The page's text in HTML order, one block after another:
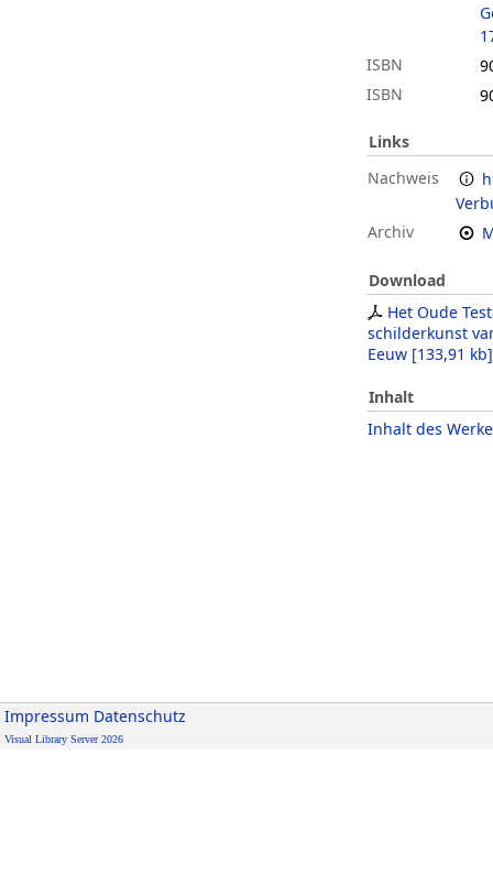
ISBN
ISBN
Links
Nachweis
Archiv
Download
Het Oude
schilderkunst
Eeuw [133,91 kb]
Inhalt
Inhalt des
Impressum Datenschutz
Visual Library Server 2026